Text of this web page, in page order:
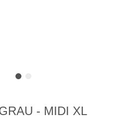
- MIDI XL